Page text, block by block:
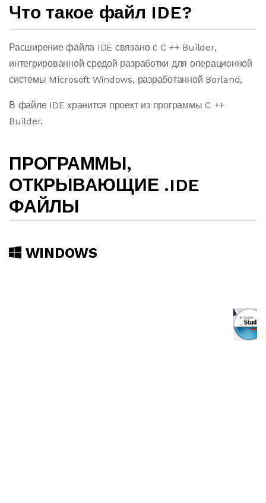
Что такое файл IDE?
Расширение файла IDE связано с C ++ Builder,
интегрированной средой разработки для операционной
системы Microsoft Windows, разработанной Borland,
В файле IDE хранится проект из программы C ++
Builder.
ПРОГРАММЫ,
ОТКРЫВАЮЩИЕ .IDE
ФАЙЛЫ
WINDOWS